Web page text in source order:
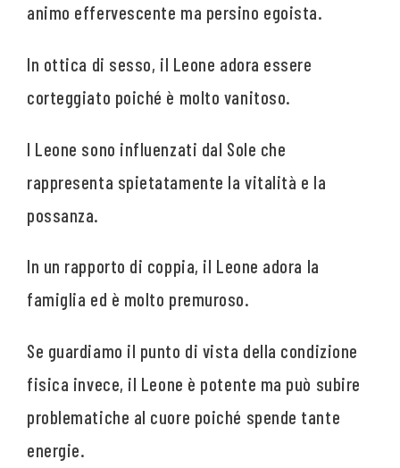
animo effervescente ma persino egoista.
In ottica di sesso, il Leone adora essere
corteggiato poiché è molto vanitoso.
I Leone sono influenzati dal Sole che
rappresenta spietatamente la vitalità e la
possanza.
In un rapporto di coppia, il Leone adora la
famiglia ed è molto premuroso.
Se guardiamo il punto di vista della condizione
fisica invece, il Leone è potente ma può subire
problematiche al cuore poiché spende tante
energie.